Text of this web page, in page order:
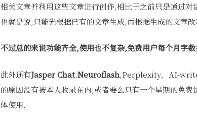
相关文章并利用这些文章进行创作,相比于之前只是通过
也就是说,只能先根据已有的文章生成,再根据生成的文章
不过总的来说功能齐全,使用也不复杂,免费用户每个月字
此外还有Jasper Chat,Neuroflash,Perplexity，AI-
的原因没有被本人收录在内,或者要么只有一个星期的免
体使用.